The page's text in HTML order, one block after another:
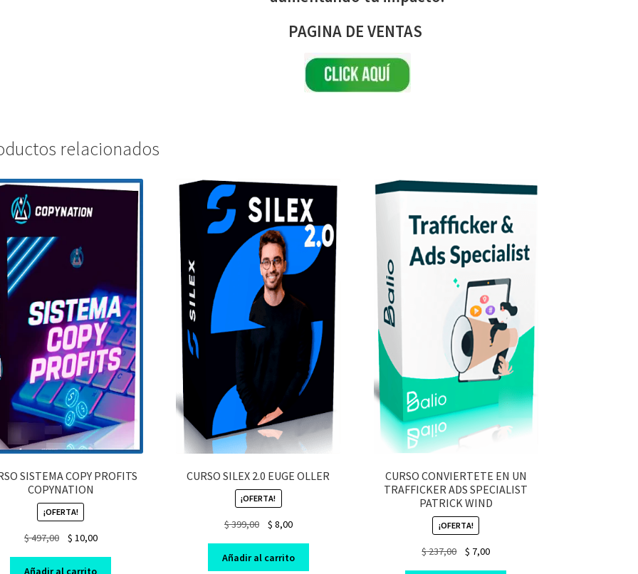
PAGINA DE VENTAS
relacionados
SISTEMA COPY PROFITS
COPYNATION
¡OFERTA!
$497,00
Original
was:
$ 10,00Current
is:
Añadir al carrito
CURSO SILEX 2.0 EUGE OLLER
¡OFERTA!
$399,00
Original
was:
$ 399,00.
$ 8,00Current
is:
$ 8,00.
Añadir al carrito
CURSO CONVIERTETE EN UN
TRAFFICKER ADS SPECIALIST
PATRICK WIND
¡OFERTA!
$237,00
Original
$ 7,00Current